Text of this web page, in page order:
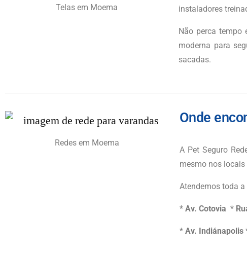
Telas em Moema
instaladores
Não perca tempo
moderna para
sacadas.
Redes em Moema
Onde
A Pet Seguro
mesmo nos
Atendemos toda a
*Av. Cotovia *
* Av. Indiánapolis